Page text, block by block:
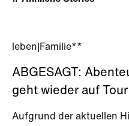
leben Familie**
ABGESAGT:
geht wieder auf Tour
Aufgrund der aktuellen